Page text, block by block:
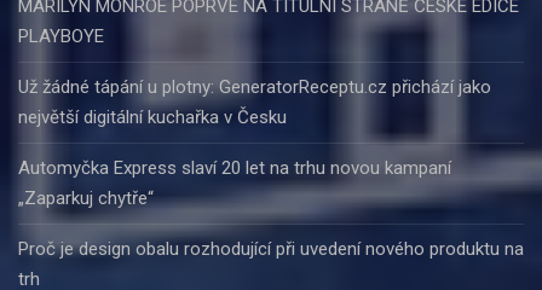
MARILYN MONROE POPRVÉ NA TITULNÍ STRANĚ ČESKÉ EDICE
PLAYBOYE
Už žádné tápání u plotny: GeneratorReceptu.cz přichází jako
největší digitální kuchařka v Česku
Automyčka Express slaví 20 let na trhu novou kampaní
„Zaparkuj chytře“
Proč je design obalu rozhodující při uvedení nového produktu na
trh